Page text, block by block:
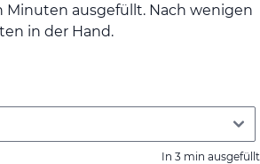
Minuten ausgefüllt. Nach wenigen
in der Hand.
In 3 min ausgefüllt.